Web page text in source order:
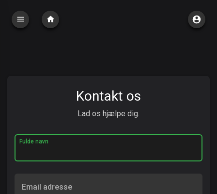
Kontakt os
Lad os hjælpe dig.
Fulde navn
Email adresse